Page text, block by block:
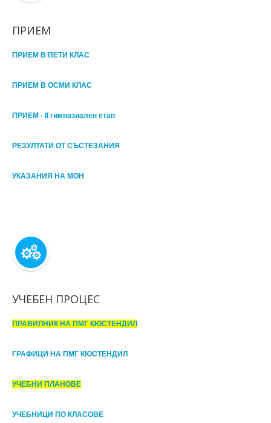
ПРИЕМ
ПРИЕМ В ПЕТИ КЛАС
ПРИЕМ В ОСМИ КЛАС
ПРИЕМ - II гимназиален етап
РЕЗУЛТАТИ ОТ СЪСТЕЗАНИЯ
УКАЗАНИЯ НА МОН
УЧЕБЕН ПРОЦЕС
ПРАВИЛНИК НА ПМГ КЮСТЕНДИЛ
ГРАФИЦИ НА ПМГ КЮСТЕНДИЛ
УЧЕБНИ ПЛАНОВЕ
УЧЕБНИЦИ ПО КЛАСОВЕ